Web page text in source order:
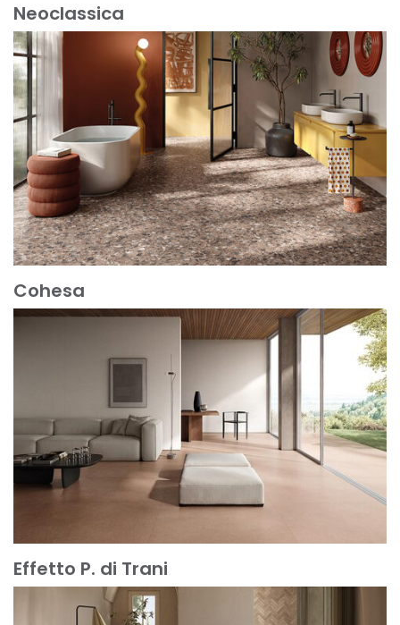
Neoclassica
Mehr erfahren
Cohesa
Effetto P. di Trani